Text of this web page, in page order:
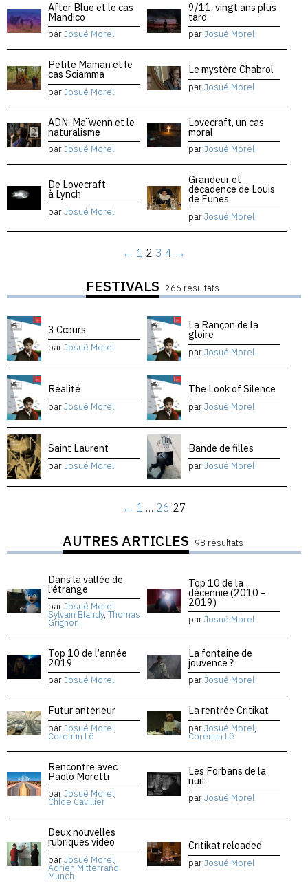
After Blue et le cas
Mandico
parJosué Morel
9/11, vingt ans plus
tard
parJosué Morel
Petite Maman et le
cas Sciamma
parJosué Morel
Le mystère Chabrol
parJosué Morel
ADN, Maïwenn et le
naturalisme
parJosué Morel
Lovecraft, un cas
moral
parJosué Morel
De Lovecraft
à Lynch
parJosué Morel
Grandeur et
décadence de Louis
de Funès
parJosué Morel
← 1 2 3 4 →
FESTIVALS 266 résultats
3 Cœurs
parJosué Morel
La Rançon de la
gloire
parJosué Morel
Réalité
parJosué Morel
The Look of Silence
parJosué Morel
Saint Laurent
parJosué Morel
Bande de filles
parJosué Morel
← 1 … 26 27
AUTRES ARTICLES 98 résultats
Dans la vallée de
l’étrange
parJosué Morel,
Sylvain Blandy, Thomas
Grignon
Top 10 de la
décennie (2010 –
2019)
parJosué Morel
Top 10 de l’année
2019
parJosué Morel
La fontaine de
jouvence ?
parJosué Morel
Futur antérieur
parJosué Morel,
Corentin Lê
La rentrée Critikat
parJosué Morel,
Corentin Lê
Rencontre avec
Paolo Moretti
parJosué Morel,
Chloé Cavillier
Les Forbans de la
nuit
parJosué Morel
Deux nouvelles
rubriques vidéo
parJosué Morel,
Adrien Mitterrand
Munch
Critikat reloaded
parJosué Morel